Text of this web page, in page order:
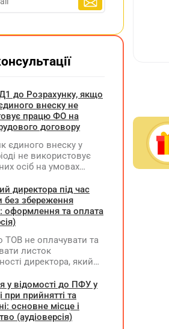
до Розрахунку, якщо
внеску не
працю ФО на
договору
єдиного внеску у
не використовує
осіб на умовах
передбачених
Додаток Д1/
Д1 за відповідний
директора під час
без збереження
оформлення та оплата
ТОВ не оплачувати та
листок
директора, який
плати під час
діяльності
у відомості до ПФУ у
при прийнятті та
основне місце і
(аудіоверсія)